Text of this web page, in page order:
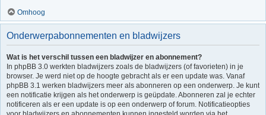
Omhoog
Onderwerpabonnementen en bladwijzers
Wat is het verschil tussen een bladwijzer en abonnement?
In phpBB 3.0 werkten bladwijzers zoals de bladwijzers (of favorieten) in je
browser. Je werd niet op de hoogte gebracht als er een update was. Vanaf
phpBB 3.1 werken bladwijzers meer als abonneren op een onderwerp. Je kunt
een notificatie krijgen als het onderwerp is geüpdate. Abonneren zal je echter
notificeren als er een update is op een onderwerp of forum. Notificatieopties